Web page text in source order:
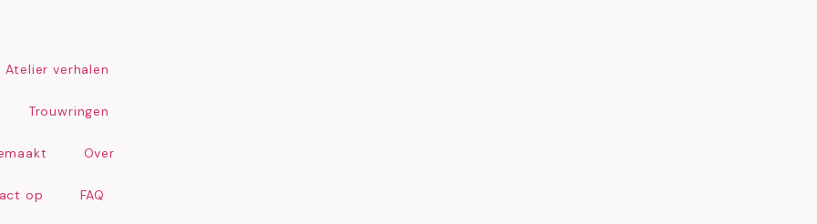
Atelier verhalen
Trouwringen
Over
op FAQ